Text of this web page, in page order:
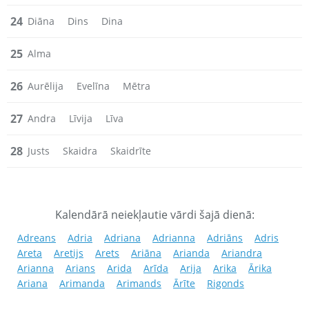
24 Diāna Dins Dina
25 Alma
26 Aurēlija Evelīna Mētra
27 Andra Līvija Līva
28 Justs Skaidra Skaidrīte
Kalendārā neiekļautie vārdi šajā dienā:
Adreans Adria Adriana Adrianna Adriāns
Adris
Areta
Aretijs Arets Ariāna Arianda
Ariandra
Arianna
Arians Arida Arīda Arija Arika
Ārika
Ariana
Arimanda Arimands Ārīte Rigonds